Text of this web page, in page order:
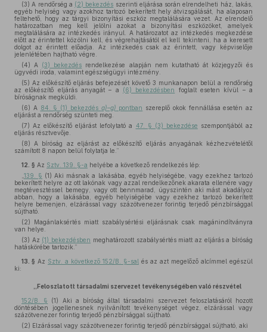
(3) A rendőrség a (2) bekezdés szerinti eljárása során elrendelheti ház, lakás,
egyéb helyiség vagy azokhoz tartozó bekerített hely átvizsgálását, ha alaposan
feltehető, hogy az tárgyi bizonyítási eszköz megtalálására vezet. Az elrendelő
határozatban meg kell jelölni azokat a bizonyítási eszközöket, amelyek
megtalálására az intézkedés irányul. A határozatot az intézkedés megkezdése
előtt az érintettel közölni kell, és végrehajtásától el kell tekinteni, ha a keresett
dolgot az érintett előadja. Az intézkedés csak az érintett, vagy képviselője
jelenlétében hajtható végre.
(4) A (3) bekezdés rendelkezése alapján nem kutatható át közjegyzői és
ügyvédi iroda, valamint egészségügyi intézmény.
(5) Az előkészítő eljárás befejezését követő 3 munkanapon belül a rendőrség
az előkészítő eljárás anyagát – a (6) bekezdésben
foglalt eseten kívül – a
bíróságnak megküldi.
(6) A 84. § (1) bekezdés a)–g) pontban szereplő okok fennállása esetén az
eljárást a rendőrség szünteti meg.
(7) Az előkészítő eljárást lefolytató a 47. § (3) bekezdése szempontjából az
eljárás résztvevője.
(8) A bíróság az eljárást az előkészítő eljárás anyagának kézhezvételétől
számított 8 napon belül folytatja le.”
12. § Az Sztv. 139. §-a helyébe a következő rendelkezés lép:
139. § (1) Aki másnak a lakásába, egyéb helyiségébe, vagy ezekhez tartozó
bekerített helyre az ott lakónak vagy azzal rendelkezőnek akarata ellenére vagy
megtévesztéssel bemegy, vagy ott bennmarad, úgyszintén aki mást akadályoz
abban, hogy a lakásába, egyéb helyiségébe vagy ezekhez tartozó bekerített
helyre bemenjen, elzárással vagy százötvenezer forintig terjedő pénzbírsággal
sújtható.
(2) Magánlaksértés miatt szabálysértési eljárásnak csak magánindítványra
van helye.
(3) Az (1) bekezdésben meghatározott szabálysértés miatt az eljárás a bíróság
hatáskörébe tartozik.”
13. § Az Sztv. a következő 152/B. §-sal és az azt megelőző alcímmel egészül
ki:
„Feloszlatott társadalmi szervezet tevékenységében való részvétel
152/B. §
(1) Aki a bíróság által társadalmi szervezet feloszlatásáról hozott
döntésében jogellenesnek nyilvánított tevékenységet végez, elzárással vagy
százötvenezer forintig terjedő pénzbírsággal sújtható.
(2) Elzárással vagy százötvenezer forintig terjedő pénzbírsággal sújtható, aki